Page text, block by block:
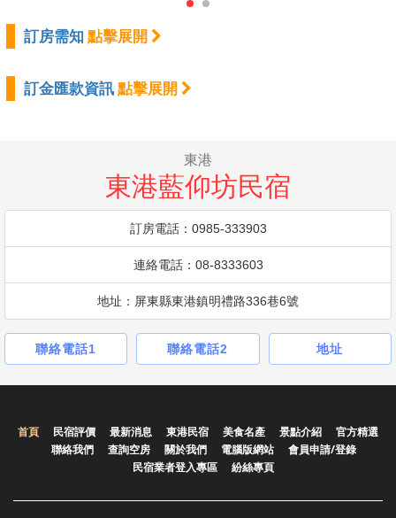
訂房需知 點擊展開
訂金匯款資訊 點擊展開
東港
東港藍仰坊民宿
訂房電話：0985-333903
連絡電話：08-8333603
地址：屏東縣東港鎮明禮路336巷6號
聯絡電話1 聯絡電話2 地址
首頁 民宿評價 最新消息 東港民宿 美食名產 景點介紹
官方精選
聯絡我們
查詢空房 關於我們 電腦版網站
會員申請/登錄
民宿業者登入專區
紛絲專頁